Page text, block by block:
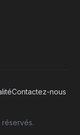
Contactez-nous
réservés.